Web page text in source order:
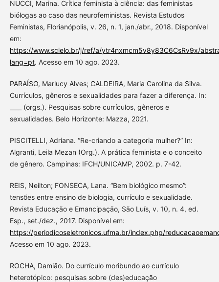
NUCCI, Marina. Crítica feminista à ciência: das feministas
biólogas ao caso das neurofeministas. Revista Estudos
Feministas, Florianópolis, v. 26, n. 1, jan./abr., 2018. Disponível
em:
https://www.scielo.br/j/ref/a/ytr4nxmcm5v8y83C6CsRv9x/
lang=pt. Acesso em 10 ago. 2023.
PARAÍSO, Marlucy Alves; CALDEIRA, Maria Carolina da Silva.
Currículos, gêneros e sexualidades para fazer a diferença. In:
____ (orgs.). Pesquisas sobre currículos, gêneros e
sexualidades. Belo Horizonte: Mazza, 2021.
PISCITELLI, Adriana. “Re-criando a categoria mulher?” In:
Algranti, Leila Mezan (Org.). A prática feminista e o conceito
de gênero. Campinas: IFCH/UNICAMP, 2002. p. 7-42.
REIS, Neilton; FONSECA, Lana. “Bem biológico mesmo”:
tensões entre ensino de biologia, currículo e sexualidade.
Revista Educação e Emancipação, São Luís, v. 10, n. 4, ed.
Esp., set./dez., 2017. Disponível em:
https://periodicoseletronicos.ufma.br/index.php/
Acesso em 10 ago. 2023.
ROCHA, Damião. Do currículo moribundo ao currículo
heterotópico: pesquisas sobre (des)educação